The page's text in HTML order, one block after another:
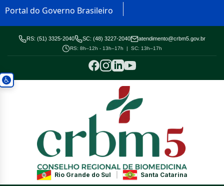
Portal do Governo Brasileiro
RS: (51) 3325-2040 SC: (48) 3227-2040 atendimento@crbm5.gov.br
RS: 8h–12h - 13h–17h | SC: 13h–17h
Rio Grande do Sul Santa Catarina